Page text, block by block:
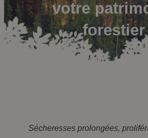
votre
forestier
Sécheresses prolongées,